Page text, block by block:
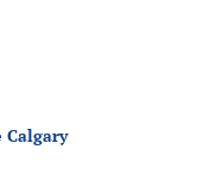
Calgary